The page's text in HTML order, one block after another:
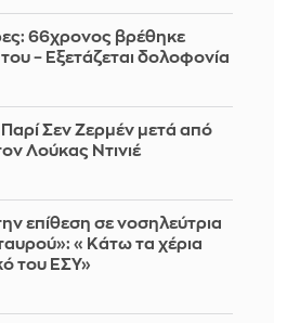
66χρονος βρέθηκε
– Εξετάζεται δολοφονία
Σεν Ζερμέν μετά από
Λούκας Ντινιέ
επίθεση σε νοσηλεύτρια
«Κάτω τα χέρια
του ΕΣΥ»